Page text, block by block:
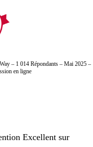
– 1 014 Répondants – Mai 2025 –
en ligne
Excellent sur